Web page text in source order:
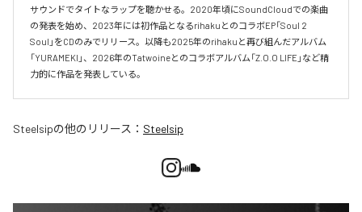
サウンドでタイトなラップを聴かせる。2020年頃にSoundCloudでの楽曲
の発表を始め、2023年には初作品となるrihakuとのコラボEP「Soul 2
Soul」をCDのみでリリース。以降も2025年のrihakuと再び組んだアルバム
「YURAMEKI」、2026年のTatwoineとのコラボアルバム「Z.O.O LIFE」など精
力的に作品を発表している。
Steelsipの他のリリース： Steelsip